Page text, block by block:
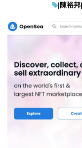
教學評測
IT Times
Enterprise Digital
特集
|陳裕邦|